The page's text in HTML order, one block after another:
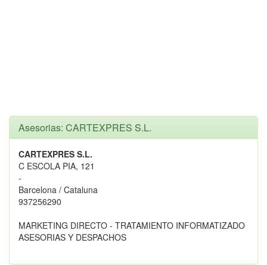
Asesorias: CARTEXPRES S.L.
CARTEXPRES S.L.
C ESCOLA PIA, 121
-
Barcelona / Cataluna
937256290
MARKETING DIRECTO - TRATAMIENTO INFORMATIZADO
ASESORIAS Y DESPACHOS